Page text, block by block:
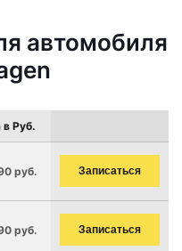
автомобиля
Руб.
руб. Записаться
руб. Записаться